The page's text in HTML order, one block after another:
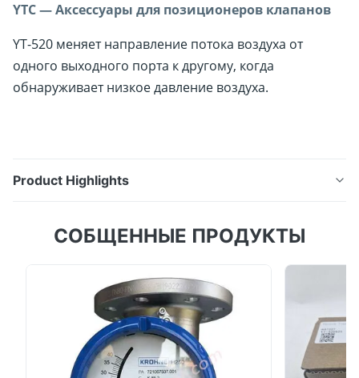
YTC — Аксессуары для позиционеров клапанов
YT-520 меняет направление потока воздуха от
одного выходного порта к другому, когда
обнаруживает низкое давление воздуха.
Product Highlights
YT-520 меняет направление потока воздуха от
обнаруживает низкое давление воздуха.
СОБЩЕННЫЕ ПРОДУКТЫ